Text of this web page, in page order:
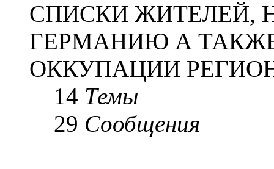
СПИСКИ ЖИТЕЛЕЙ,
ГЕРМАНИЮ А
ОККУПАЦИИ
14 Темы
29 Сообщения